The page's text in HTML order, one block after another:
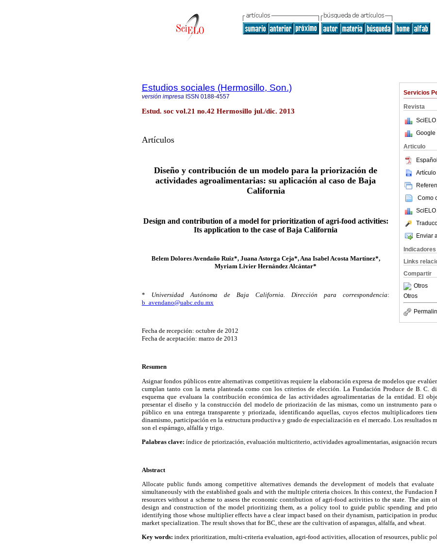
Servicios
Revista
Google
Articulo
Artículo
Como
Enviar
Indicadores
Links
Compartir
Otros
Otros
Estudios sociales (Hermosillo, Son.)
versión impresa ISSN 0188-4557
Estud. soc vol.21 no.42 Hermosillo jul./dic. 2013
Artículos
Diseño y contribución de un modelo para la priorización de
actividades agroalimentarias: su aplicación al caso de Baja
California
Design and contribution of a model for prioritization of agri-food activities:
Its application to the case of Baja California
Belem Dolores Avendaño Ruiz*, Juana Astorga Ceja*, Ana Isabel Acosta Martínez*,
Myriam Livier Hernández Alcántar*
* Universidad Autónoma de Baja California. Dirección para correspondencia:
b_avendano@uabc.edu.mx
Fecha de recepción: octubre de 2012
Fecha de aceptación: marzo de 2013
Resumen
Asignar fondos públicos entre alternativas competitivas requiere la elaboración expresa de modelos que
cumplan tanto con la meta planteada como con los criterios de elección. La Fundación Produce de B. C.
esquema que evaluara la contribución económica de las actividades agroalimentarias de la entidad. El
presentar el diseño y la construcción del modelo de priorización de las mismas, como un instrumento para
público en una entrega transparente y priorizada, identificando aquellas, cuyos efectos multiplicadores
dinamismo, participación en la estructura productiva y grado de especialización en el mercado. Los resultados
son el espárrago, alfalfa y trigo.
Palabras clave: índice de priorización, evaluación multicriterio, actividades agroalimentarias, asignación
Abstract
Allocate public funds among competitive alternatives demands the development of models that
simultaneously with the established goals and with the multiple criteria choices. In this context, the Fundacion
resources without a scheme to assess the economic contribution of agri-food activities to the state. The aim
design and construction of the model prioritizing them, as a policy tool to guide public spending and
identifying those whose multiplier effects have a clear impact based on their dynamism, participation in
market specialization. The result shows that for BC, these are the cultivation of asparagus, alfalfa, and wheat.
Key words: index prioritization, multi-criteria evaluation, agri-food activities, allocation of resources, public